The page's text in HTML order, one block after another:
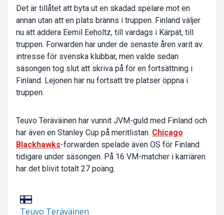
Det är tillåtet att byta ut en skadad spelare mot en
annan utan att en plats bränns i truppen. Finland väljer
nu att addera Eemil Eeholtz, till vardags i Kärpät, till
truppen. Forwarden har under de senaste åren varit av
intresse för svenska klubbar, men valde sedan
säsongen tog slut att skriva på för en fortsättning i
Finland. Lejonen har nu fortsatt tre platser öppna i
truppen.
Teuvo Teräväinen har vunnit JVM-guld med Finland och
har även en Stanley Cup på meritlistan. Chicago
Blackhawks-forwarden spelade även OS för Finland
tidigare under säsongen. På 16 VM-matcher i karriären
har det blivit totalt 27 poäng.